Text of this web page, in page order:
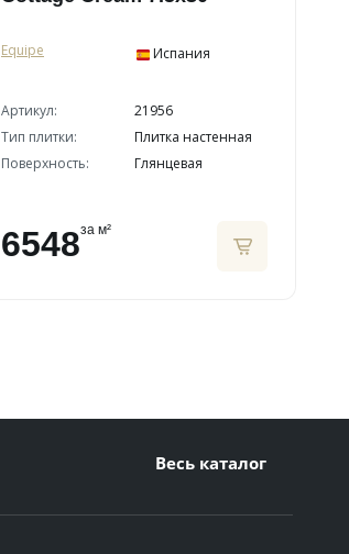
Equipe Испания
Артикул:
21956
Тип плитки:
Плитка настенная
Поверхность:
Глянцевая
6548за м²
Весь каталог